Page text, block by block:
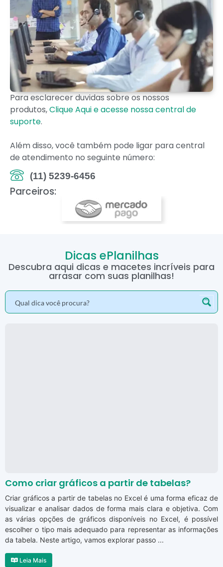
Para esclarecer duvidas sobre os nossos
produtos,Clique Aqui e acesse nossa central de
suporte.
Além disso, você também pode ligar para central
de atendimento no seguinte número:
(11) 5239-6456
Parceiros:
Dicas ePlanilhas
Descubra aqui dicas e macetes incríveis para
arrasar com suas planilhas!
Como criar gráficos a partir de tabelas?
Criar gráficos a partir de tabelas no Excel é uma forma eficaz de
visualizar e analisar dados de forma mais clara e objetiva. Com
as várias opções de gráficos disponíveis no Excel, é possível
escolher o tipo mais adequado para representar as informações
da tabela. Neste artigo, vamos explorar passo ...
Leia Mais